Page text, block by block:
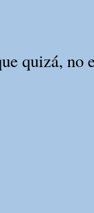
quizá, no